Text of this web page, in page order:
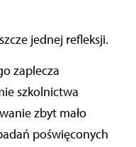
jednej refleksji.
zaplecza
szkolnictwa
zbyt mało
poświęconych